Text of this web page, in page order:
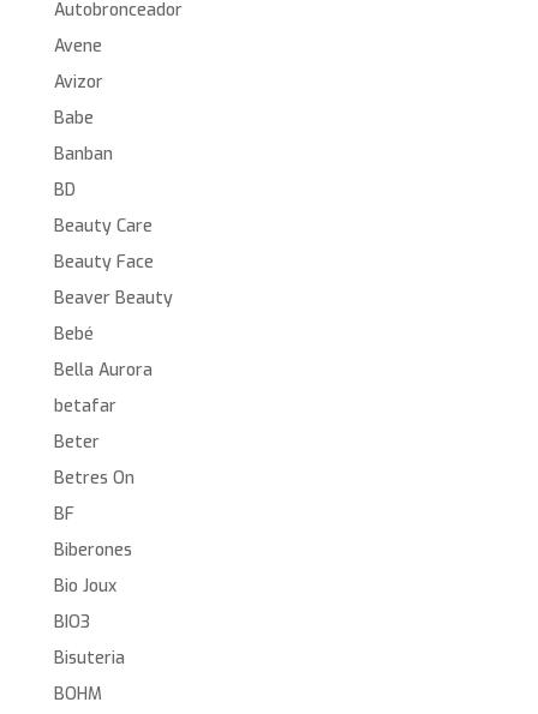
Autobronceador
Avene
Avizor
Babe
Banban
BD
Beauty Care
Beauty Face
Beaver Beauty
Bebé
Bella Aurora
betafar
Beter
Betres On
BF
Biberones
Bio Joux
BIO3
Bisuteria
BOHM